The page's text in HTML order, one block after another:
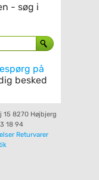
- søg i
på
besked
15 8270 Højbjerg
18 94
Returvarer